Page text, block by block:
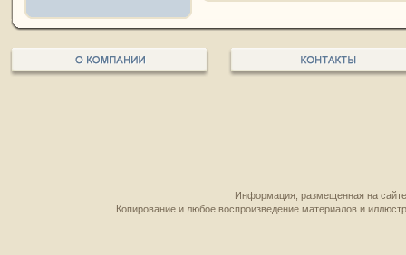
Информация, размещенная на
Копирование и любое воспроизведение материалов и